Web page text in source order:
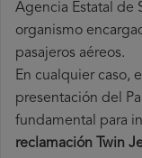
Agencia Estatal de
organismo
pasajeros aéreos.
En cualquier caso,
presentación del
fundamental para
reclamación Twin